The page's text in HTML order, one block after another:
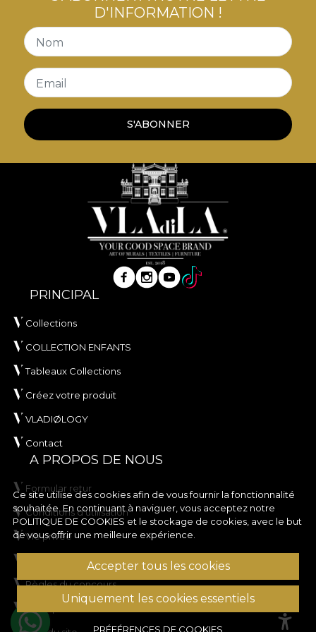
Ce site utilise des cookies afin de vous fournir la fonctionnalité
souhaitée. En continuant à naviguer, vous acceptez notre
POLITIQUE DE COOKIES et le stockage de cookies, avec le but
de vous offrir une meilleure expérience.
Accepter tous les cookies
Uniquement les cookies essentiels
PRÉFÉRENCES DE COOKIES
D'INFORMATION !
Nom
Email
S'ABONNER
PRINCIPAL
Collections
COLLECTION ENFANTS
Tableaux Collections
Créez votre produit
VLADIØLOGY
Contact
A PROPOS DE NOUS
Formular retur
Conditions d'utilisation
Vie privée
Règles de la campagne de rabais
Règles du concours
Politique en matière de cookies